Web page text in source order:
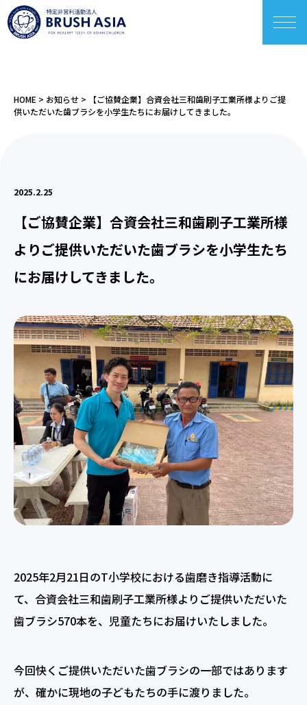
HOME > お知らせ >
【ご協賛企業】合資会社三和歯刷子工業所様よりご提
供いただいた歯ブラシを小学生たちにお届けしてきました。
2025.2.25
【ご協賛企業】合資会社三和歯刷子工業所様
よりご提供いただいた歯ブラシを小学生たち
にお届けしてきました。
2025年2月21日のT小学校における歯磨き指導活動に
て、合資会社三和歯刷子工業所様よりご提供いただいた
歯ブラシ570本を、児童たちにお届けいたしました。
今回快くご提供いただいた歯ブラシの一部ではあります
が、確かに現地の子どもたちの手に渡りました。